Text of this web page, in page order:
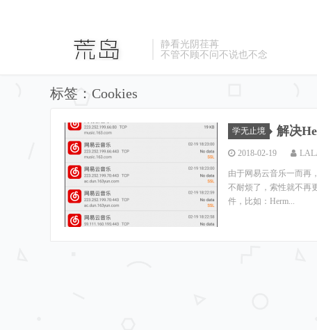
静看光阴荏苒
不管不顾不问不说也不念
标签：Cookies
学无止境 解决
2018-02-19
由于网易云音乐一而再
不耐烦了，索性就不再
件，比如：Herm...